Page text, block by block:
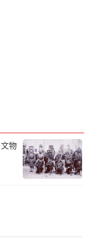
一名医疗部门负
重，死亡人数可
）物